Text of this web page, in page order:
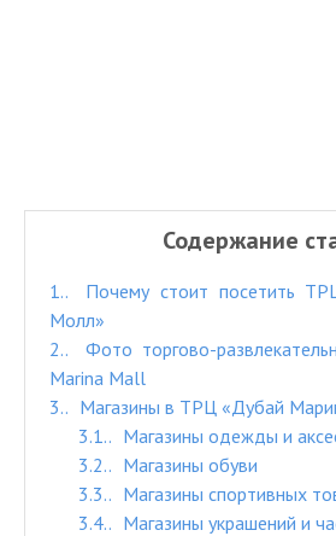
Содержание
1.
Почему стоит посетить
Молл»
2.
Фото торгово-
Marina Mall
3.
Магазины в ТРЦ «Дубай
3.1.
Магазины одежды и
3.2.
Магазины обуви
3.3.
Магазины спортивных
3.4.
Магазины украшений и